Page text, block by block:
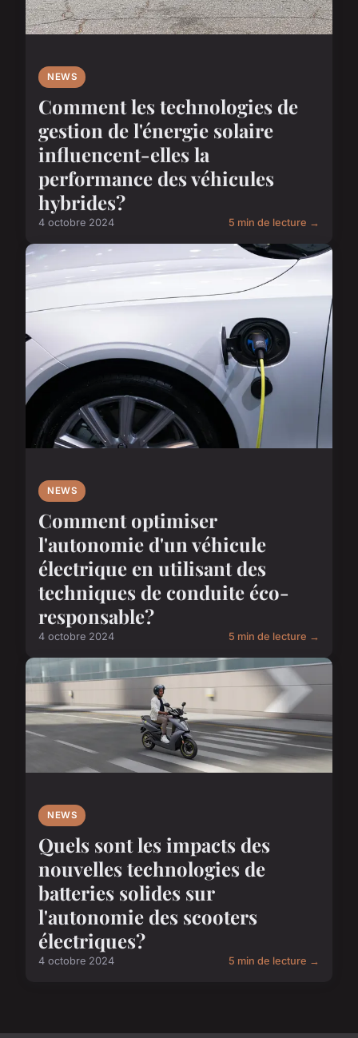
NEWS
Comment les technologies de
gestion de l'énergie solaire
influencent-elles la
performance des véhicules
hybrides?
4 octobre 2024 5 min de lecture →
NEWS
Comment optimiser
l'autonomie d'un véhicule
électrique en utilisant des
techniques de conduite éco-
responsable?
4 octobre 2024 5 min de lecture →
NEWS
Quels sont les impacts des
nouvelles technologies de
batteries solides sur
l'autonomie des scooters
électriques?
4 octobre 2024 5 min de lecture →